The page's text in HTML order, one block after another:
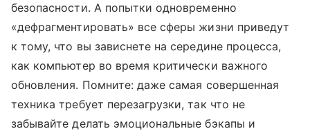
безопасности. А попытки одновременно
«дефрагментировать» все сферы жизни приведут
к тому, что вы зависнете на середине процесса,
как компьютер во время критически важного
обновления. Помните: даже самая совершенная
техника требует перезагрузки, так что не
забывайте делать эмоциональные бэкапы и